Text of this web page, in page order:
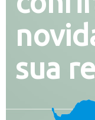
sua